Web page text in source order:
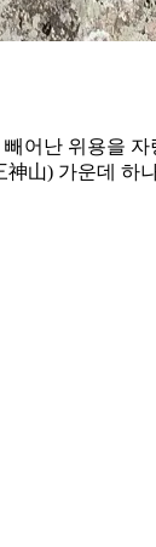
어난 위용을
山) 가운데 하